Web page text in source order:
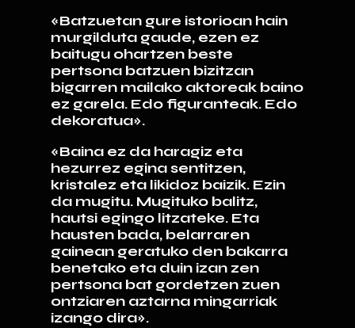
«Batzuetan gure istorioan hain
murgilduta gaude, ezen ez
baitugu ohartzen beste
pertsona batzuen bizitzan
bigarren mailako aktoreak baino
ez garela. Edo figuranteak. Edo
dekoratua».
«Baina ez da haragiz eta
hezurrez egina sentitzen,
kristalez eta likidoz baizik. Ezin
da mugitu. Mugituko balitz,
hautsi egingo litzateke. Eta
hausten bada, belarraren
gainean geratuko den bakarra
benetako eta duin izan zen
pertsona bat gordetzen zuen
ontziaren aztarna mingarriak
izango dira».